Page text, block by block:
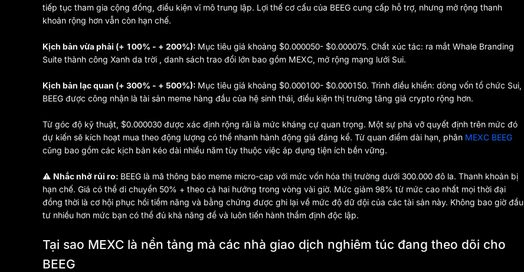
tiếp tục tham gia cộng đồng, điều kiện vĩ mô trung lập. Lợi thế cơ cấu của BEEG cung cấp hỗ trợ, nhưng mở rộng thanh
khoản rộng hơn vẫn còn hạn chế.
Kịch bản vừa phải (+ 100% - + 200%): Mục tiêu giá khoảng $0.000050- $0.000075. Chất xúc tác: ra mắt Whale Branding
Suite thành công Xanh da trời , danh sách trao đổi lớn bao gồm MEXC, mở rộng mạng lưới Sui.
Kịch bản lạc quan (+ 300% - + 500%): Mục tiêu giá khoảng $0.000100- $0.000150. Trình điều khiển: dòng vốn tổ chức Sui,
BEEG được công nhận là tài sản meme hàng đầu của hệ sinh thái, điều kiện thị trường tăng giá crypto rộng hơn.
Từ góc độ kỹ thuật, $0.000030 được xác định rộng rãi là mức kháng cự quan trọng. Một sự phá vỡ quyết định trên mức đó
dự kiến sẽ kích hoạt mua theo động lượng có thể nhanh hành động giá đáng kể. Từ quan điểm dài hạn, phân MEXC BEEG
cũng bao gồm các kịch bản kéo dài nhiều năm tùy thuộc việc áp dụng tiện ích bền vững.
⚠️ Nhắc nhở rủi ro: BEEG là mã thông báo meme micro-cap với mức vốn hóa thị trường dưới 300.000 đô la. Thanh khoản bị
hạn chế. Giá có thể di chuyển 50% + theo cả hai hướng trong vòng vài giờ. Mức giảm 98% từ mức cao nhất mọi thời đại
đồng thời là cơ hội phục hồi tiềm năng và bằng chứng được ghi lại về mức độ dữ dội của các tài sản này. Không bao giờ đầu
tư nhiều hơn mức bạn có thể đủ khả năng để và luôn tiến hành thẩm định độc lập.
Tại sao MEXC là nền tảng mà các nhà giao dịch nghiêm túc đang theo dõi cho
BEEG